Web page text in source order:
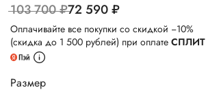
103 700руб.72 590руб.
Оплачивайте все покупки со скидкой −10%
(скидка до 1 500 рублей) при оплате СПЛИТ
Размер